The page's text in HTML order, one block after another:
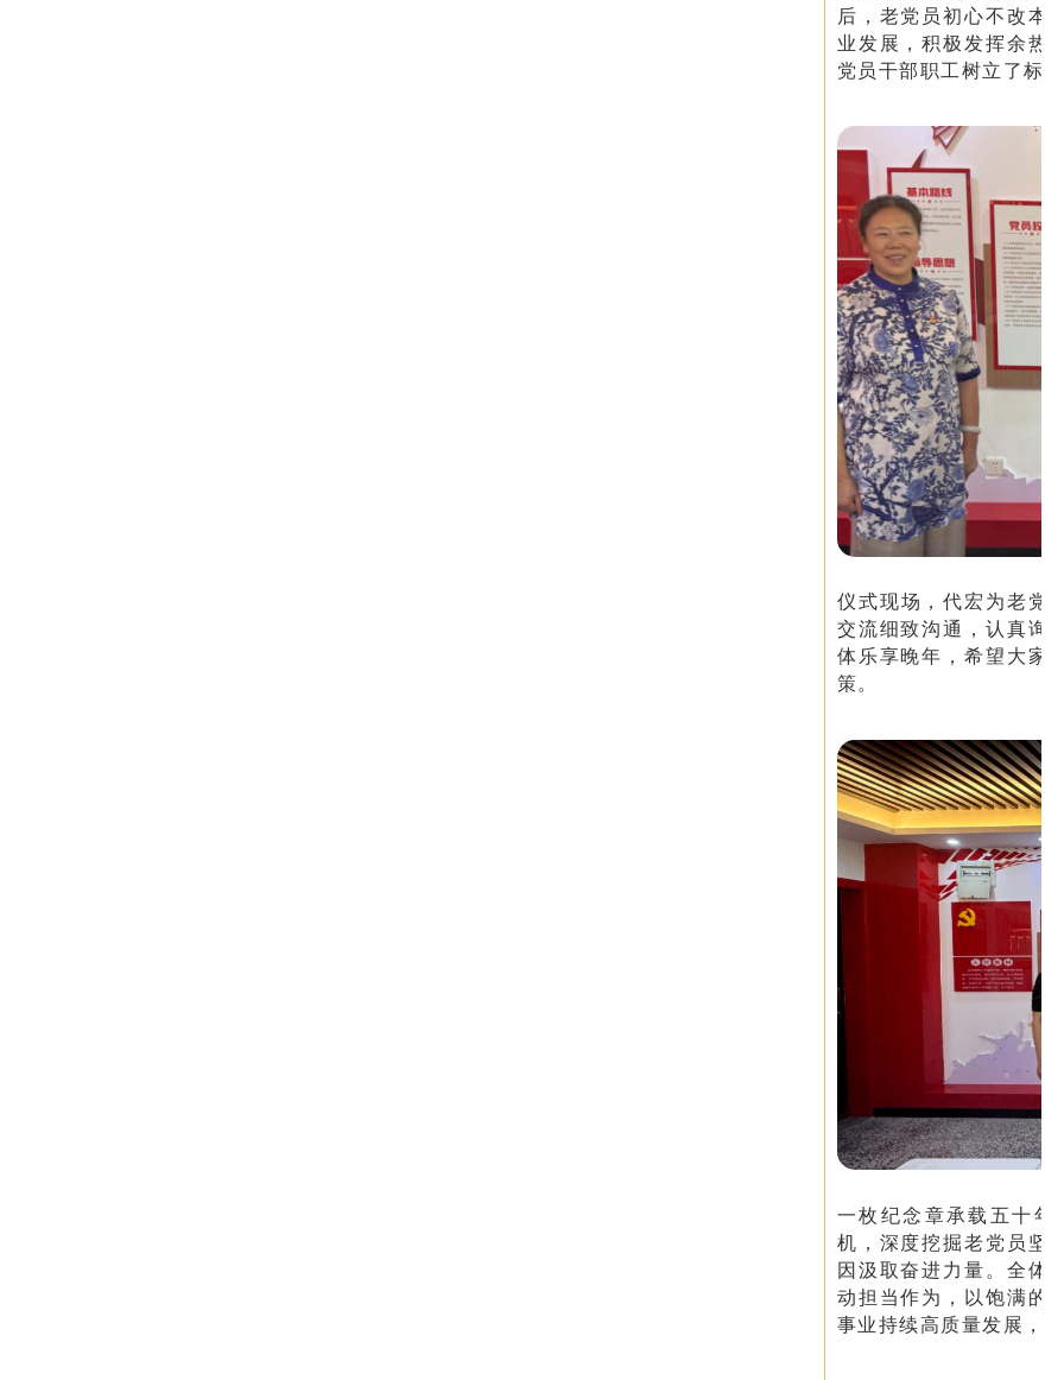
后，老党员初心不改本
业发展，积极发挥余热
党员干部职工树立了标杆
仪式现场，代宏为老党
交流细致沟通，认真询
体乐享晚年，希望大家
策。
一枚纪念章承载五十
机，深度挖掘老党员坚
因汲取奋进力量。全体
动担当作为，以饱满的
事业持续高质量发展，